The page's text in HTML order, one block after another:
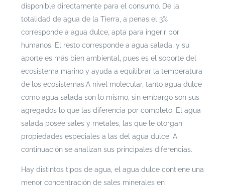
disponible directamente para el consumo. De la
totalidad de agua de la Tierra, a penas el 3%
corresponde a agua dulce, apta para ingerir por
humanos. El resto corresponde a agua salada, y su
aporte es más bien ambiental, pues es el soporte del
ecosistema marino y ayuda a equilibrar la temperatura
de los ecosistemas.A nivel molecular, tanto agua dulce
como agua salada son lo mismo, sin embargo son sus
agregados lo que las diferencia por completo. El agua
salada posee sales y metales, las que le otorgan
propiedades especiales a las del agua dulce. A
continuación se analizan sus principales diferencias.
Hay distintos tipos de agua, el agua dulce contiene una
menor concentración de sales minerales en